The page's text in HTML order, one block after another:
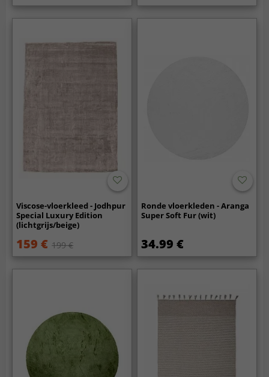
Viscose-vloerkleed - Jodhpur
Special Luxury Edition
(lichtgrijs/beige)
159 € 199 €
Ronde vloerkleden - Aranga
Super Soft Fur (wit)
34.99 €